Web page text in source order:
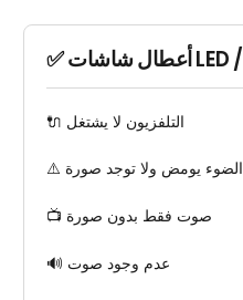
🔌 التلفزيون لا يشتغل
⚠️ الضوء يومض ولا توجد صورة
📺 صوت فقط بدون صورة
🔊 عدم وجود صوت